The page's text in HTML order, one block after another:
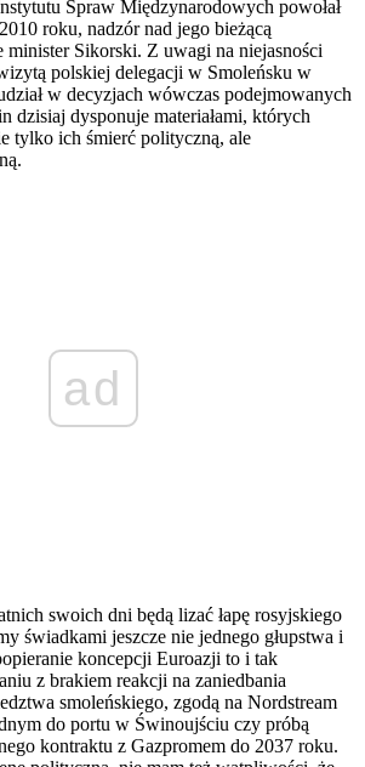
Spraw Międzynarodowych powołał
roku, nadzór nad jego bieżącą
minister Sikorski. Z uwagi na niejasności
polskiej delegacji w Smoleńsku w
w decyzjach wówczas podejmowanych
dzisiaj dysponuje materiałami, których
tylko ich śmierć polityczną, ale
ad
swoich dni będą lizać łapę rosyjskiego
świadkami jeszcze nie jednego głupstwa i
koncepcji Euroazji to i tak
z brakiem reakcji na zaniedbania
smoleńskiego, zgodą na Nordstream
do portu w Świnoujściu czy próbą
kontraktu z Gazpromem do 2037 roku.